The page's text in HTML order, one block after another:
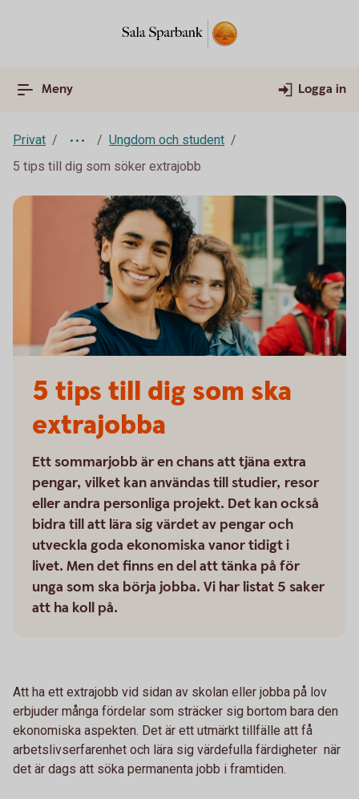
Meny Logga in
Privat
Ungdom och student
5 tips till dig som söker extrajobb
5 tips till dig som ska
extrajobba
Ett sommarjobb är en chans att tjäna extra
pengar, vilket kan användas till studier, resor
eller andra personliga projekt. Det kan också
bidra till att lära sig värdet av pengar och
utveckla goda ekonomiska vanor tidigt i
livet. Men det finns en del att tänka på för
unga som ska börja jobba. Vi har listat 5 saker
att ha koll på.
Att ha ett extrajobb vid sidan av skolan eller jobba på lov
erbjuder många fördelar som sträcker sig bortom bara den
ekonomiska aspekten. Det är ett utmärkt tillfälle att få
arbetslivserfarenhet och lära sig värdefulla färdigheter när
det är dags att söka permanenta jobb i framtiden.